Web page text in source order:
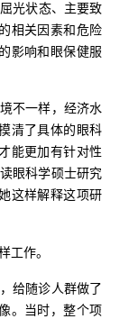
光状态、主要致
相关因素和危险
影响和眼保健服
不一样，经济水
清了具体的眼科
能更加有针对性
眼科学硕士研究
这样解释这项研
工作。
给随诊人群做了
。当时，整个项